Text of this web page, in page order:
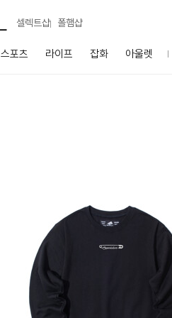
셀렉트샵 폴햄샵
스포츠 라이프 잡화 아울렛